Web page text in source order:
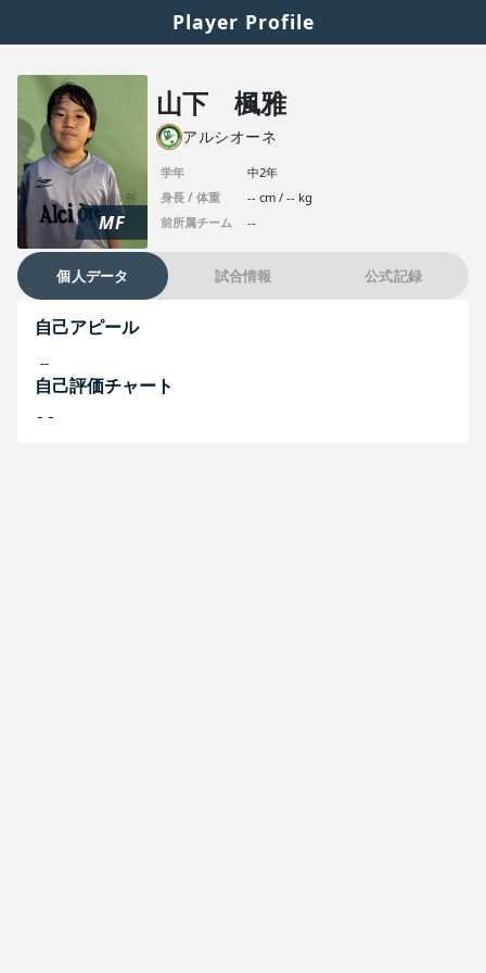
Player Profile
MF
山下 楓雅
アルシオーネ
学年
中2年
身長 / 体重
-- cm / -- kg
前所属チーム
--
個人データ 試合情報 公式記録
自己アピール
--
自己評価チャート
--